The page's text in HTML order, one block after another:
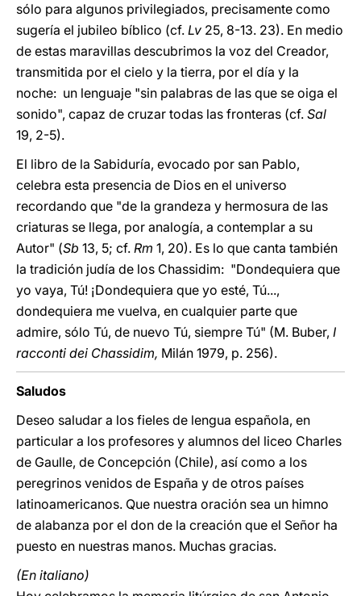
sólo para algunos privilegiados, precisamente como
sugería el jubileo bíblico (cf. Lv 25, 8-13. 23). En medio
de estas maravillas descubrimos la voz del Creador,
transmitida por el cielo y la tierra, por el día y la
noche: un lenguaje "sin palabras de las que se oiga el
sonido", capaz de cruzar todas las fronteras (cf. Sal
19, 2-5).
El libro de la Sabiduría, evocado por san Pablo,
celebra esta presencia de Dios en el universo
recordando que "de la grandeza y hermosura de las
criaturas se llega, por analogía, a contemplar a su
Autor" (Sb 13, 5; cf. Rm 1, 20). Es lo que canta también
la tradición judía de los Chassidim: "Dondequiera que
yo vaya, Tú! ¡Dondequiera que yo esté, Tú...,
dondequiera me vuelva, en cualquier parte que
admire, sólo Tú, de nuevo Tú, siempre Tú" (M. Buber, I
racconti dei Chassidim, Milán 1979, p. 256).
Saludos
Deseo saludar a los fieles de lengua española, en
particular a los profesores y alumnos del liceo Charles
de Gaulle, de Concepción (Chile), así como a los
peregrinos venidos de España y de otros países
latinoamericanos. Que nuestra oración sea un himno
de alabanza por el don de la creación que el Señor ha
puesto en nuestras manos. Muchas gracias.
(En italiano)